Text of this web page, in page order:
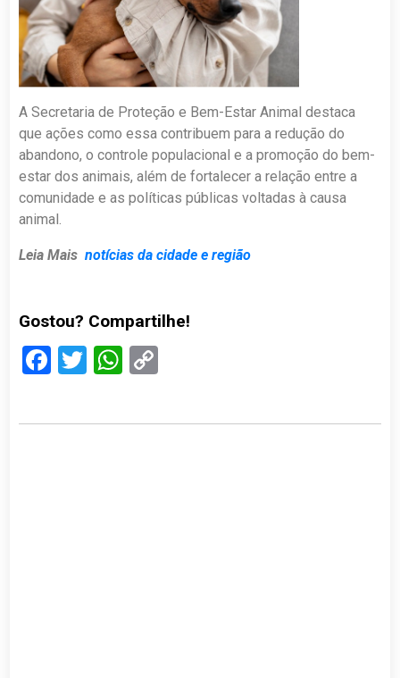
A Secretaria de Proteção e Bem-Estar Animal destaca
que ações como essa contribuem para a redução do
abandono, o controle populacional e a promoção do bem-
estar dos animais, além de fortalecer a relação entre a
comunidade e as políticas públicas voltadas à causa
animal.
Leia Mais notícias da cidade e região
Gostou? Compartilhe!
Facebook
TwitterWhatsApp